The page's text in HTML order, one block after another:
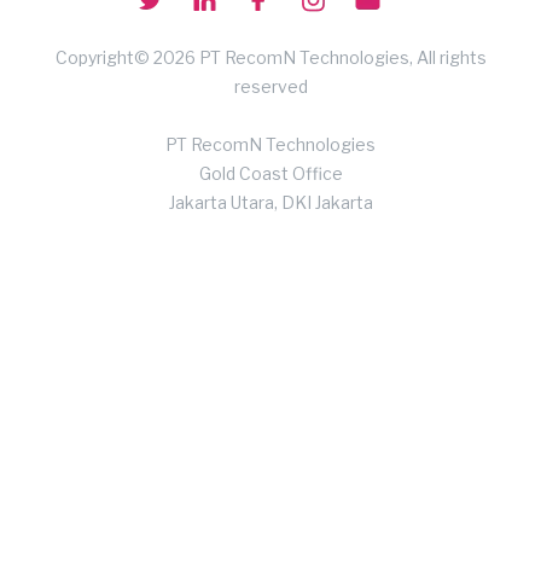
Copyright© 2026 PT RecomN Technologies, All rights
reserved
PT RecomN Technologies
Gold Coast Office
Jakarta Utara, DKI Jakarta